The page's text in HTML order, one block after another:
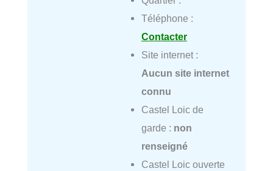
Téléphone :
Contacter
Site internet :
Aucun site internet
connu
Castel Loic de
garde : non
renseigné
Castel Loic ouverte